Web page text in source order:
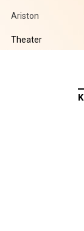
Ariston
Theater